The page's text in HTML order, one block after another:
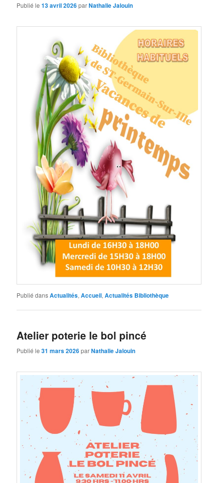
Publié le13 avril 2026parNathalie Jalouin
Publié dansActualités,Accueil,Actualités Bibliothèque
Atelier poterie le bol pincé
Publié le31 mars 2026parNathalie Jalouin